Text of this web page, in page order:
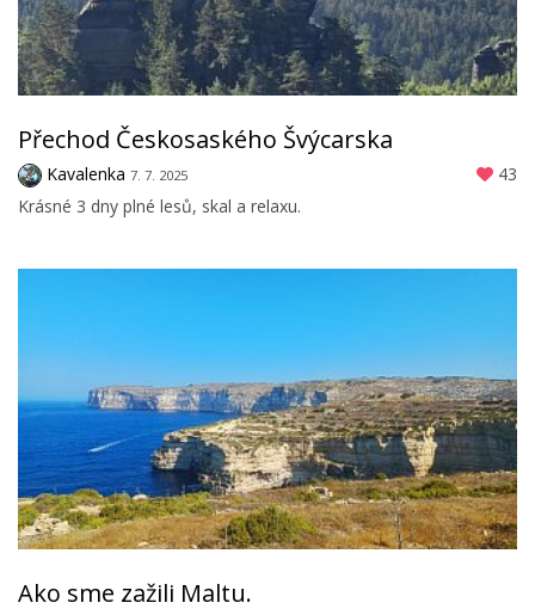
Přechod Českosaského Švýcarska
Kavalenka 7. 7. 2025
43
Krásné 3 dny plné lesů, skal a relaxu.
Ako sme zažili Maltu.